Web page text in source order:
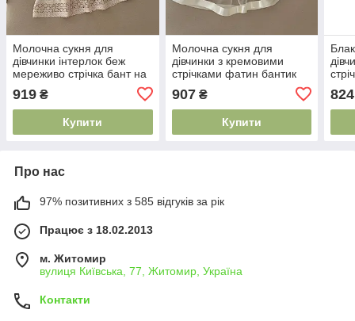
Молочна сукня для
дівчинки інтерлок беж
мереживо стрічка бант на
поясі з пов'язкою розміри
50-92
919 ₴
Купити
Молочна сукня для
дівчинки з кремовими
стрічками фатин бантик
на талії інтерлок святкове
вбрання розміри 56-92
907₴
Купити
824
Про нас
97% позитивних з 585 відгуків за рік
Працює з 18.02.2013
м. Житомир
вулиця Київська, 77, Житомир, Україна
Контакти